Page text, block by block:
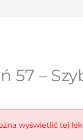
57 –
wyświetlić tej